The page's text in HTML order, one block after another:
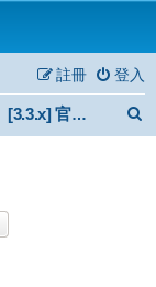
登入
註冊
[3.3.x] 官方認證擴充功能